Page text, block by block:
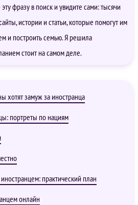
фразу в поиск и увидите сами: тысячи
истории и статьи, которые помогут им
и построить семью. Я решила
стоит на самом деле.
хотят замуж за иностранца
портреты по нациям
практический план
онлайн